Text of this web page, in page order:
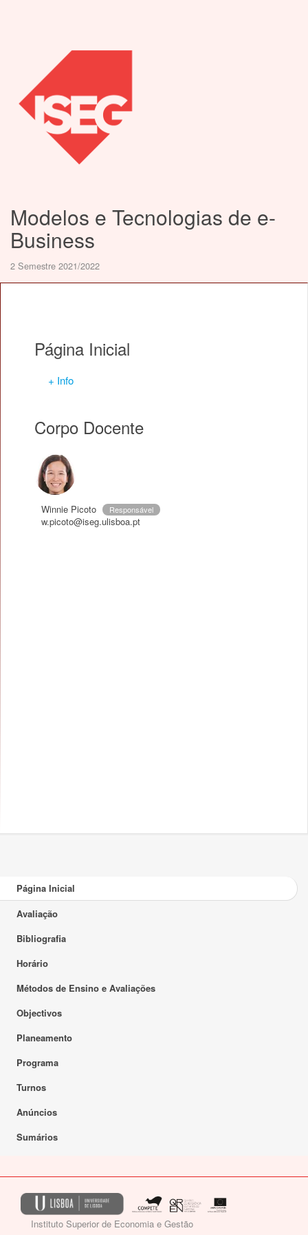
Modelos e Tecnologias de e-
Business
2 Semestre 2021/2022
Página Inicial
+ Info
Corpo Docente
Winnie Picoto Responsável
w.picoto@iseg.ulisboa.pt
Página Inicial
Avaliação
Bibliografia
Horário
Métodos de Ensino e Avaliações
Objectivos
Planeamento
Programa
Turnos
Anúncios
Sumários
Instituto Superior de Economia e Gestão